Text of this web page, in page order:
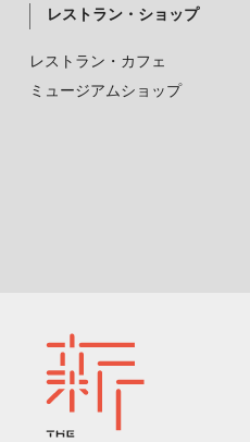
レストラン・ショップ
レストラン・カフェ
ミュージアムショップ